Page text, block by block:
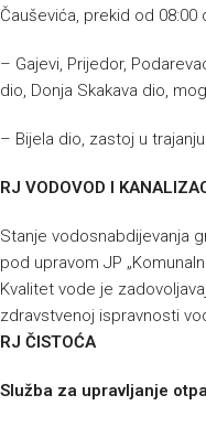
Čauševića, prekid od 08:00
– Gajevi, Prijedor,
dio, Donja Skakava dio,
– Bijela dio, zastoj u
RJ VODOVOD I
Stanje vodosnabdijevanja
pod upravom JP
Kvalitet vode je
zdravstvenoj ispravnosti
RJ ČISTOĆA
Služba za upravljanje